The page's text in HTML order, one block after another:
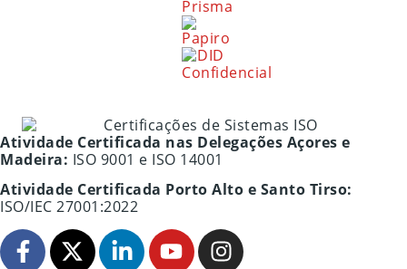
Atividade Certificada nas Delegações Açores e
Madeira: ISO 9001 e ISO 14001
Atividade Certificada Porto Alto e Santo Tirso:
ISO/IEC 27001:2022